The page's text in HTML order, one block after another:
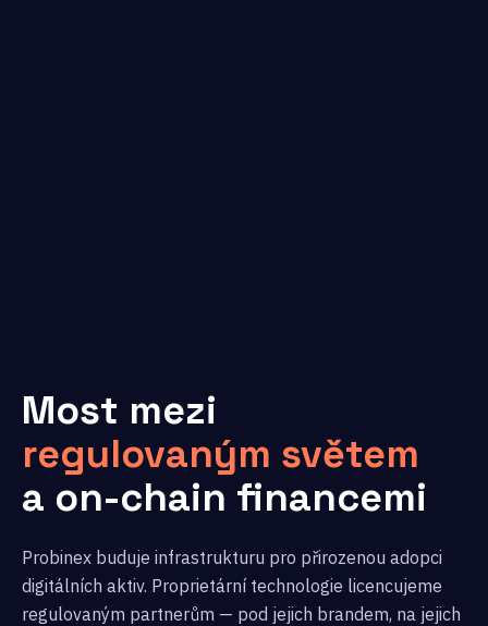
Most mezi
regulovaným světem
a on-chain financemi
Probinex buduje infrastrukturu pro přirozenou adopci
digitálních aktiv. Proprietární technologie licencujeme
regulovaným partnerům — pod jejich brandem, na jejich